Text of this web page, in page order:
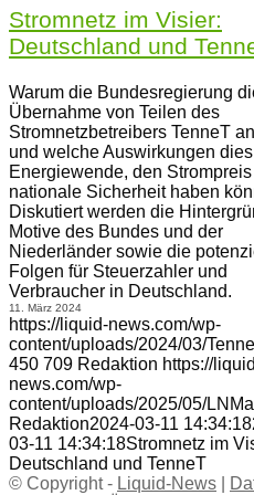
Stromnetz im Visier:
Deutschland und
Warum die Bundesregierung
Übernahme von Teilen des
Stromnetzbetreibers TenneT
und welche Auswirkungen
Energiewende, den
nationale Sicherheit haben
Diskutiert werden die
Motive des Bundes und der
Niederländer sowie die
Folgen für Steuerzahler und
Verbraucher in Deutschland.
11. März 2024
https://liquid-news.com/wp-
content/uploads/2024/03/
450 709 Redaktion https://
news.com/wp-
content/uploads/2025/05/
Redaktion2024-03-11 14:34:18
03-11 14:34:18Stromnetz im
Deutschland und TenneT
© Copyright - Liquid-News